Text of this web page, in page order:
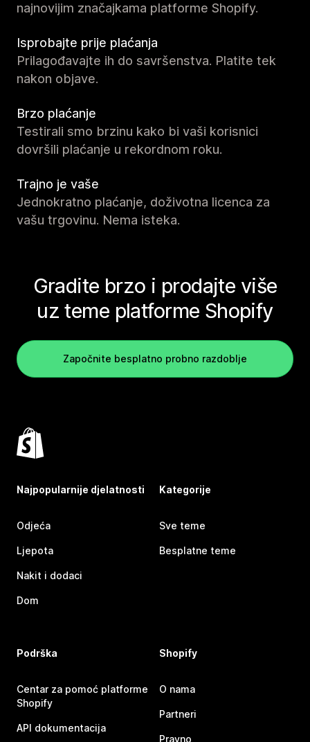
najnovijim značajkama platforme Shopify.
Isprobajte prije plaćanja
Prilagođavajte ih do savršenstva. Platite tek
nakon objave.
Brzo plaćanje
Testirali smo brzinu kako bi vaši korisnici
dovršili plaćanje u rekordnom roku.
Trajno je vaše
Jednokratno plaćanje, doživotna licenca za
vašu trgovinu. Nema isteka.
Gradite brzo i prodajte više
uz teme platforme Shopify
Započnite besplatno probno razdoblje
Najpopularnije djelatnosti
Odjeća
Ljepota
Nakit i dodaci
Dom
Kategorije
Sve teme
Besplatne teme
Podrška
Centar za pomoć platforme
Shopify
API dokumentacija
Shopify
O nama
Partneri
Pravno